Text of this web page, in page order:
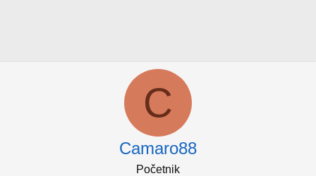
C
Camaro88
Početnik